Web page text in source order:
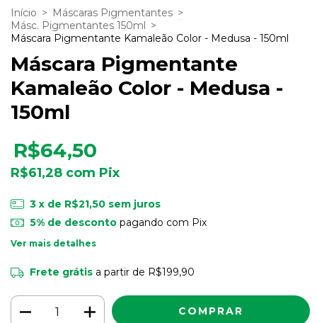
Início > Máscaras Pigmentantes >
Másc. Pigmentantes 150ml >
Máscara Pigmentante Kamaleão Color - Medusa - 150ml
Máscara Pigmentante
Kamaleão Color - Medusa -
150ml
R$64,50
R$61,28 com Pix
3 x de R$21,50 sem juros
5% de descontopagando com Pix
Ver mais detalhes
Frete grátis a partir de R$199,90